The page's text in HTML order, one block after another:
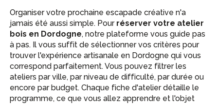
Organiser votre prochaine escapade créative n'a
jamais été aussi simple. Pour réserver votre atelier
bois en Dordogne, notre plateforme vous guide pas
à pas. Il vous suffit de sélectionner vos critères pour
trouver l'expérience artisanale en Dordogne qui vous
correspond parfaitement. Vous pouvez filtrer les
ateliers par ville, par niveau de difficulté, par durée ou
encore par budget. Chaque fiche d'atelier détaille le
programme, ce que vous allez apprendre et l'objet